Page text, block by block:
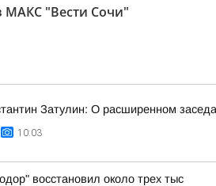
МАКС "Вести Сочи"
Затулин: О расширенном
10:03
восстановил около трех тыс